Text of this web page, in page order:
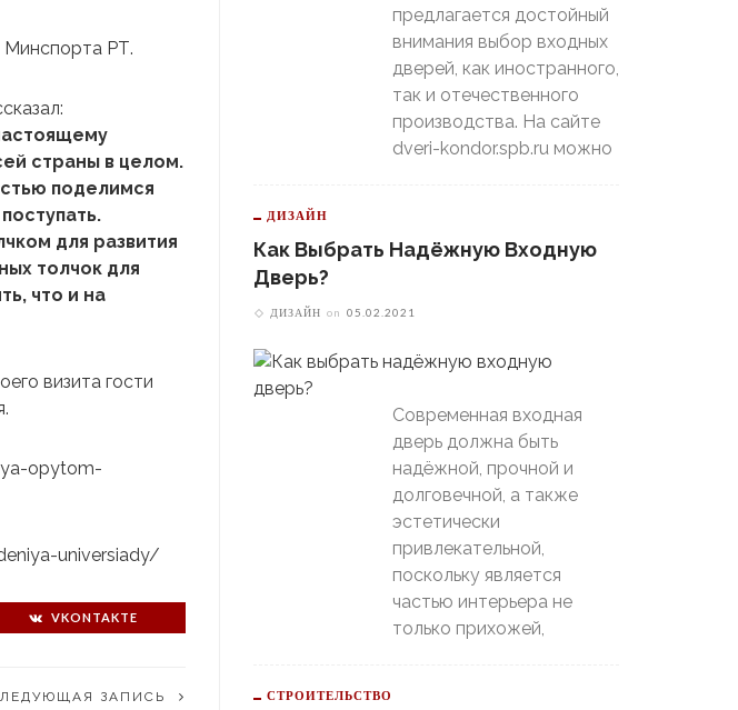
Минспорта РТ.
страны в целом.
поделимся
для развития
толчок для
что и на
визита гости
opytom-
universiady/
VKONTAKTE
ЗАПИСЬ
предлагается достойный
внимания выбор входных
дверей, как иностранного,
так и отечественного
производства. На сайте
dveri-kondor.spb.ru можно
ДИЗАЙН
Как Выбрать Надёжную Входную
Дверь?
ДИЗАЙН on 05.02.2021
Современная входная
дверь должна быть
надёжной, прочной и
долговечной, а также
эстетически
привлекательной,
поскольку является
частью интерьера не
только прихожей,
СТРОИТЕЛЬСТВО